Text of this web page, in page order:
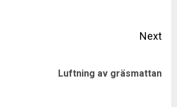
Next
Luftning av gräsmattan